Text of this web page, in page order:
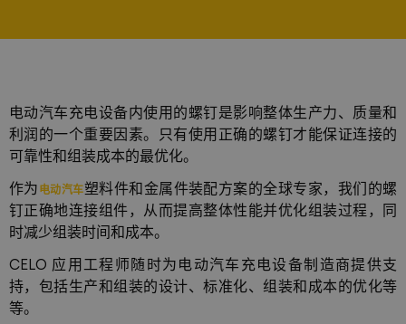
电动汽车充电设备内使用的螺钉是影响整体生产力、质量和
利润的一个重要因素。只有使用正确的螺钉才能保证连接的
可靠性和组装成本的最优化。
作为 电动汽车塑料件和金属件装配方案的全球专家，我们的螺
钉正确地连接组件，从而提高整体性能并优化组装过程，同
时减少组装时间和成本。
CELO 应用工程师随时为电动汽车充电设备制造商提供支
持，包括生产和组装的设计、标准化、组装和成本的优化等
等。